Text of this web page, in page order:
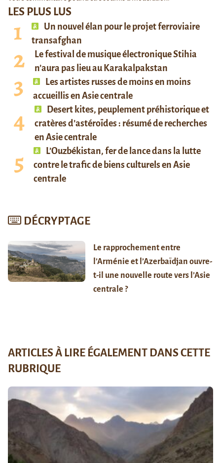
LES PLUS LUS
Un nouvel élan pour le projet ferroviaire
transafghan
Le festival de musique électronique Stihia
n’aura pas lieu au Karakalpakstan
Les artistes russes de moins en moins
accueillis en Asie centrale
Desert kites, peuplement préhistorique et
cratères d’astéroïdes : résumé de recherches
en Asie centrale
L’Ouzbékistan, fer de lance dans la lutte
contre le trafic de biens culturels en Asie
centrale
DÉCRYPTAGE
Le rapprochement entre
l’Arménie et l’Azerbaïdjan ouvre-
t-il une nouvelle route vers l’Asie
centrale ?
ARTICLES À LIRE ÉGALEMENT DANS CETTE
RUBRIQUE